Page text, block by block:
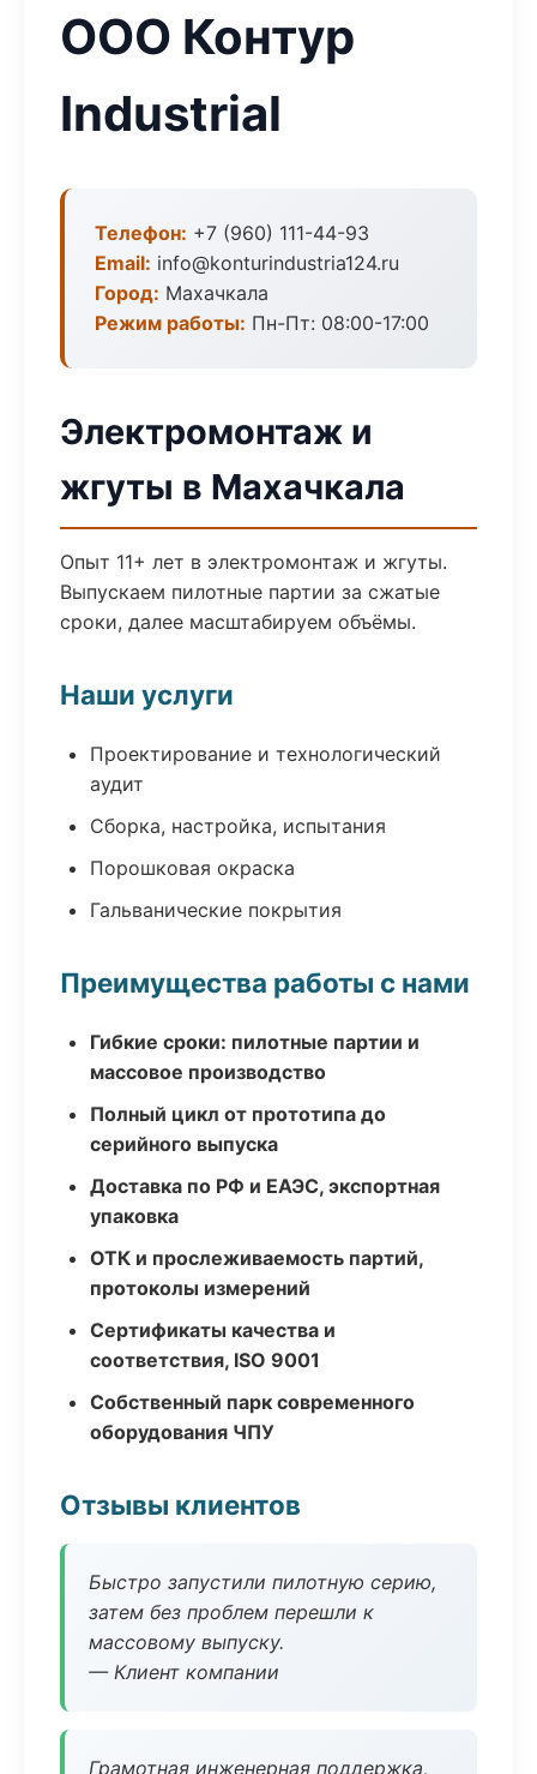
ООО Контур
Industrial
Телефон: +7 (960) 111-44-93
Email: info@konturindustria124.ru
Город: Махачкала
Режим работы: Пн-Пт: 08:00-17:00
Электромонтаж и
жгуты в Махачкала
Опыт 11+ лет в электромонтаж и жгуты.
Выпускаем пилотные партии за сжатые
сроки, далее масштабируем объёмы.
Наши услуги
Проектирование и технологический
аудит
Сборка, настройка, испытания
Порошковая окраска
Гальванические покрытия
Преимущества работы с нами
Гибкие сроки: пилотные партии и
массовое производство
Полный цикл от прототипа до
серийного выпуска
Доставка по РФ и ЕАЭС, экспортная
упаковка
ОТК и прослеживаемость партий,
протоколы измерений
Сертификаты качества и
соответствия, ISO 9001
Собственный парк современного
оборудования ЧПУ
Отзывы клиентов
Быстро запустили пилотную серию,
затем без проблем перешли к
массовому выпуску.
— Клиент компании
Грамотная инженерная поддержка,